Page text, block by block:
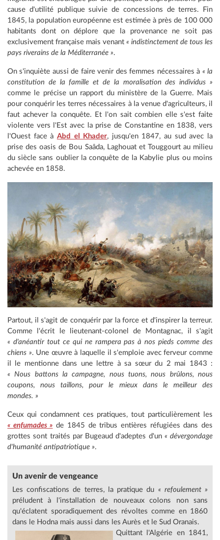
cause d'utilité publique suivie de concessions de terres. Fin
1845, la population européenne est estimée à près de 100 000
habitants dont on déplore que la provenance ne soit pas
exclusivement française mais venant « indistinctement de tous les
pays riverains de la Méditerranée ».
On s'inquiète aussi de faire venir des femmes nécessaires à « la
constitution de la famille et de la moralisation des individus »
comme le précise un rapport du ministère de la Guerre. Mais
pour conquérir les terres nécessaires à la venue d'agriculteurs, il
faut achever la conquête. Et l'on sait combien elle s'est faite
violente vers l'Est avec la prise de Constantine en 1838, vers
l'Ouest face à Abd el Khader, jusqu'en 1847, au sud avec la
prise des oasis de Bou Saâda, Laghouat et Touggourt au milieu
du siècle sans oublier la conquête de la Kabylie plus ou moins
achevée en 1858.
Partout, il s'agit de conquérir par la force et d'inspirer la terreur.
Comme l'écrit le lieutenant-colonel de Montagnac, il s'agit
« d'anéantir tout ce qui ne rampera pas à nos pieds comme des
chiens ». Une œuvre à laquelle il s'emploie avec ferveur comme
il le mentionne dans une lettre à sa sœur du 2 mai 1843 :
« Nous battons la campagne, nous tuons, nous brûlons, nous
coupons, nous taillons, pour le mieux dans le meilleur des
mondes. »
Ceux qui condamnent ces pratiques, tout particulièrement les
« enfumades » de 1845 de tribus entières réfugiées dans des
grottes sont traités par Bugeaud d'adeptes d'un « dévergondage
d'humanité antipatriotique ».
Un avenir de vengeance
Les confiscations de terres, la pratique du « refoulement »
préludent à l'installation de nouveaux colons non sans
qu'éclatent sporadiquement des révoltes comme en 1860
dans le Hodna mais aussi dans les Aurès et le Sud Oranais.
Quittant l'Algérie en 1841,